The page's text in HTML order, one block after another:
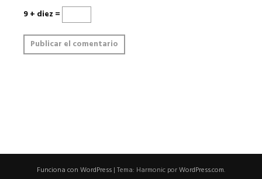
9 + diez =
Funciona con WordPress | Tema: Harmonic porWordPress.com.